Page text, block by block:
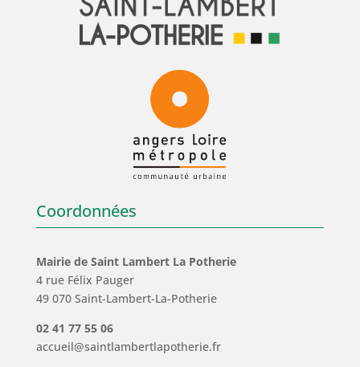
Coordonnées
Mairie de Saint Lambert La Potherie
4 rue Félix Pauger
49 070 Saint-Lambert-La-Potherie
02 41 77 55 06
accueil@saintlambertlapotherie.fr